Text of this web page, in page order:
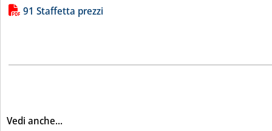
Lista allegati PDF alla notizia
91 Staffetta prezzi
Vedi anche...